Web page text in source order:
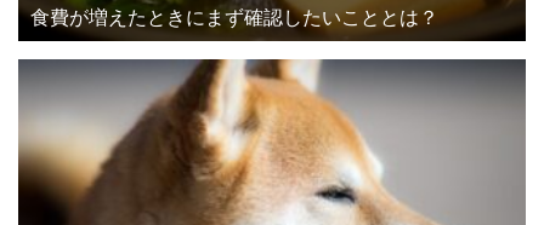
食費が増えたときにまず確認したいこととは？